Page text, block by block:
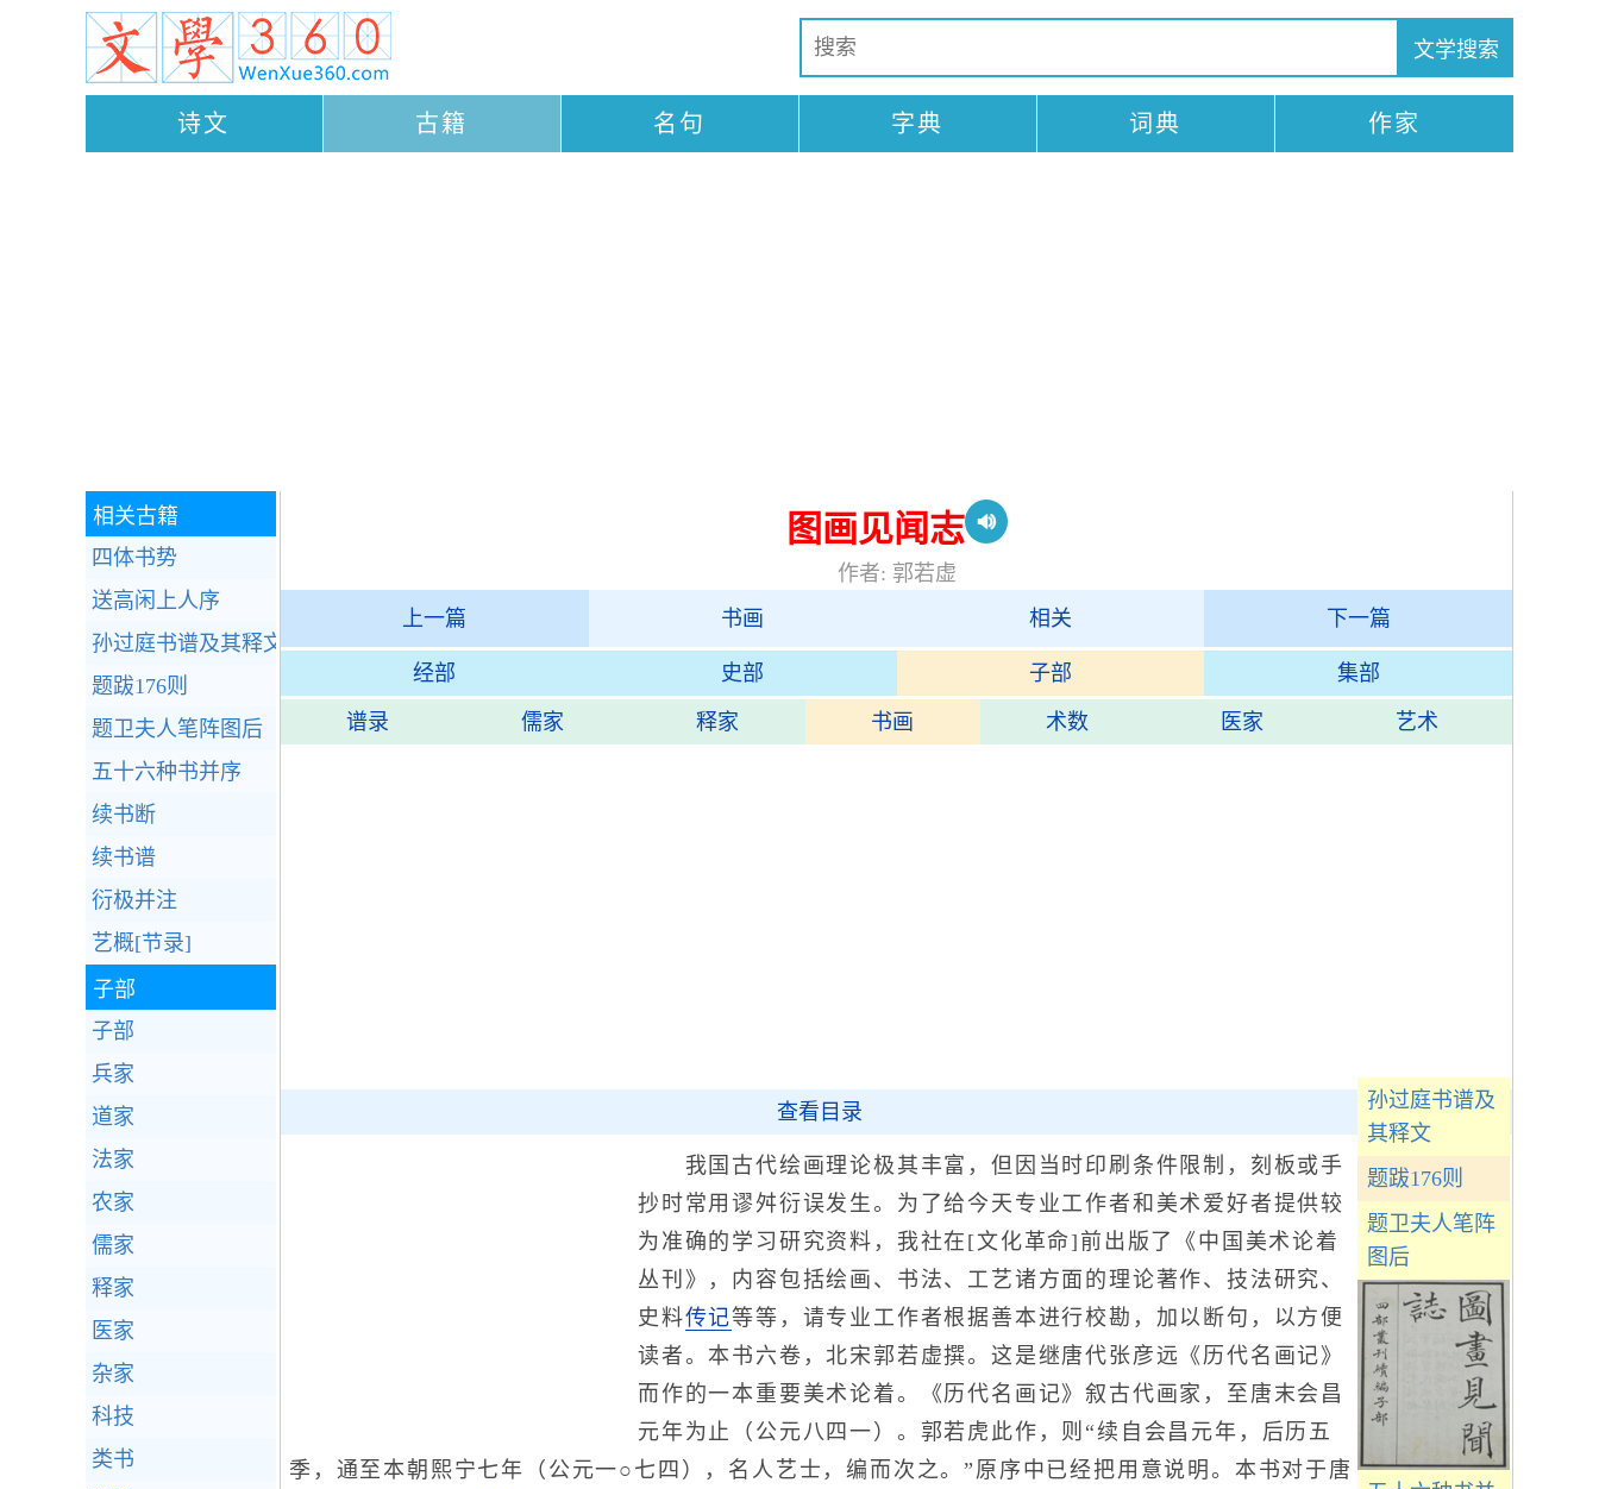
诗文 古籍 名句 字典 词典 作家
图画见闻志
作者: 郭若虚
上一篇
书画 相关 下一篇
经部 史部 子部 集部
谱录 儒家 释家 书画 术数 医家 艺术
孙过庭书谱及
其释文
题跋176则
题卫夫人笔阵
图后
查看目录
我国古代绘画理论极其丰富，但因当时印刷条件限制，刻板或手
抄时常用谬舛衍误发生。为了给今天专业工作者和美术爱好者提供较
为准确的学习研究资料，我社在[文化革命]前出版了《中国美术论着
丛刊》，内容包括绘画、书法、工艺诸方面的理论著作、技法研究、
史料传记等等，请专业工作者根据善本进行校勘，加以断句，以方便
读者。本书六卷，北宋郭若虚撰。这是继唐代张彦远《历代名画记》
而作的一本重要美术论着。《历代名画记》叙古代画家，至唐末会昌
元年为止（公元八四一）。郭若虎此作，则“续自会昌元年，后历五
季，通至本朝熙宁七年（公元一○七四），名人艺士，编而次之。”原序中已经把用意说明。本书对于唐
相关古籍
四体书势
送高闲上人序
孙过庭书谱及其释文
题跋176则
题卫夫人笔阵图后
五十六种书并序
续书断
续书谱
衍极并注
艺概[节录]
子部
子部
兵家
道家
法家
农家
儒家
释家
医家
杂家
科技
类书